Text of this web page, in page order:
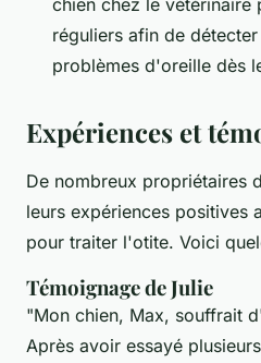
réguliers afin de
problèmes d'oreille dès
Expériences et
De nombreux propriétaires
leurs expériences positives
pour traiter l'otite. Voici
Témoignage de Julie
"Mon chien, Max, souffrait
Après avoir essayé